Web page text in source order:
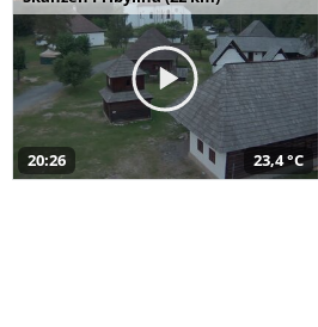
20:26 23,4 °C